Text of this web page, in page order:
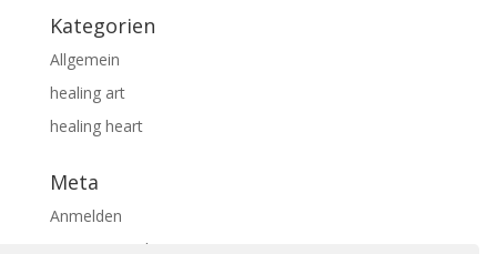
Kategorien
Allgemein
healing art
healing heart
Meta
Anmelden
Eintrags-Feed